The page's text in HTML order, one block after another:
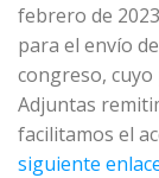
febrero de
para el envío
congreso, cuyo
Adjuntas
facilitamos el
siguiente